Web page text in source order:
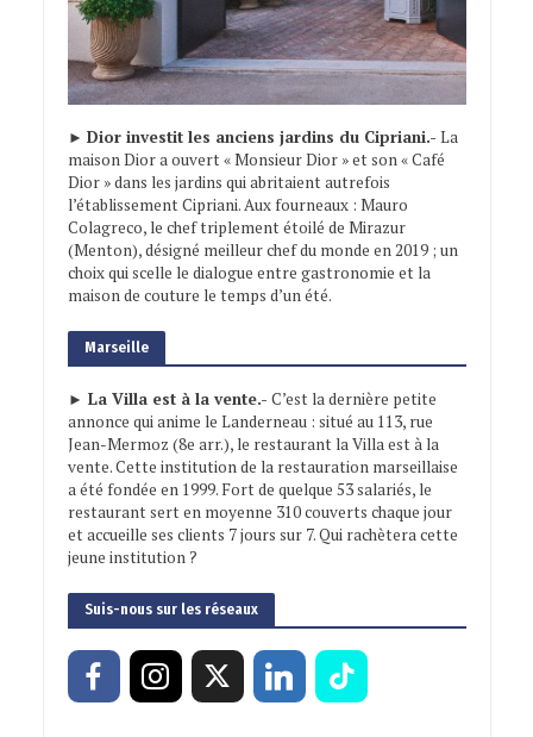
► Dior investit les anciens jardins du Cipriani.- La
maison Dior a ouvert « Monsieur Dior » et son « Café
Dior » dans les jardins qui abritaient autrefois
l’établissement Cipriani. Aux fourneaux : Mauro
Colagreco, le chef triplement étoilé de Mirazur
(Menton), désigné meilleur chef du monde en 2019 ; un
choix qui scelle le dialogue entre gastronomie et la
maison de couture le temps d’un été.
Marseille
► La Villa est à la vente.- C’est la dernière petite
annonce qui anime le Landerneau : situé au 113, rue
Jean-Mermoz (8e arr.), le restaurant la Villa est à la
vente. Cette institution de la restauration marseillaise
a été fondée en 1999. Fort de quelque 53 salariés, le
restaurant sert en moyenne 310 couverts chaque jour
et accueille ses clients 7 jours sur 7. Qui rachètera cette
jeune institution ?
Suis-nous sur les réseaux